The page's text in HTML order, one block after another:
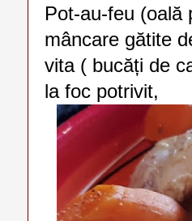
Pot-au-feu (oală
mâncare gătite
vita ( bucăți de
la foc potrivit,